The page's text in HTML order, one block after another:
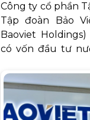
Công ty cổ phần
Tập đoàn Bảo
Baoviet
có vốn đầu tư
cái tên Công ty
động ngày 15
Nội với hơn 200